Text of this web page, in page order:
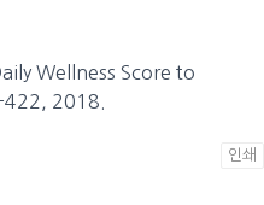
Wellness Score to
422, 2018.
인쇄